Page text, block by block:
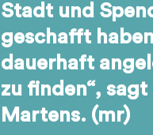
Stadt und
geschafft
dauerhaft
zu finden“, sagt
Martens. (mr)